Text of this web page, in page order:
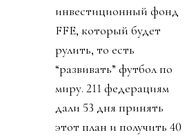
инвестиционный фонд
FFE, который будет
рулить, то есть
“развивать” футбол по
миру. 211 федерациям
дали 53 дня принять
этот план и получить 40